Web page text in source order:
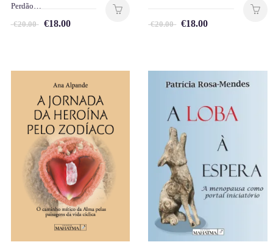
Perdão…
€20.00 €18.00 €20.00 €18.00